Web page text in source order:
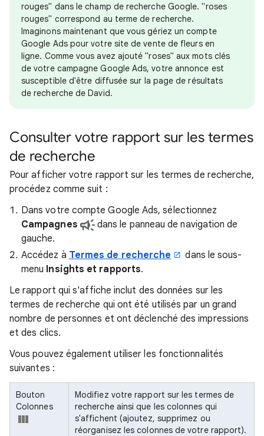
rouges" dans le champ de recherche Google. "roses
rouges" correspond au terme de recherche.
Imaginons maintenant que vous gériez un compte
Google Ads pour votre site de vente de fleurs en
ligne. Comme vous avez ajouté "roses" aux mots clés
de votre campagne Google Ads, votre annonce est
susceptible d'être diffusée sur la page de résultats
de recherche de David.
Consulter votre rapport sur les termes
de recherche
Pour afficher votre rapport sur les termes de recherche,
procédez comme suit :
Dans votre compte Google Ads, sélectionnez
Campagnes
dans le panneau de navigation de
gauche.
Accédez à Termes de recherche
dans le sous-
menu Insights et rapports.
Le rapport qui s'affiche inclut des données sur les
termes de recherche qui ont été utilisés par un grand
nombre de personnes et ont déclenché des impressions
et des clics.
Vous pouvez également utiliser les fonctionnalités
suivantes :
Bouton
Colonnes
Modifiez votre rapport sur les termes de
recherche ainsi que les colonnes qui
s'affichent (ajoutez, supprimez ou
réorganisez les colonnes de votre rapport).